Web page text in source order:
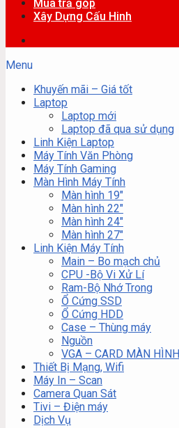
Mua trả góp
Xây Dựng Cấu Hinh
Menu
Khuyến mãi – Giá tốt
Laptop
Laptop mới
Laptop đã qua sử dụng
Linh Kiện Laptop
Máy Tính Văn Phòng
Máy Tính Gaming
Màn Hình Máy Tính
Màn hình 19″
Màn hình 22″
Màn hình 24″
Màn hình 27″
Linh Kiện Máy Tính
Main – Bo mạch chủ
CPU -Bộ Vi Xử Lí
Ram-Bộ Nhớ Trong
Ổ Cứng SSD
Ổ Cứng HDD
Case – Thùng máy
Nguồn
VGA – CARD MÀN HÌNH
Thiết Bị Mạng, Wifi
Máy In – Scan
Camera Quan Sát
Tivi – Điện máy
Dịch Vụ